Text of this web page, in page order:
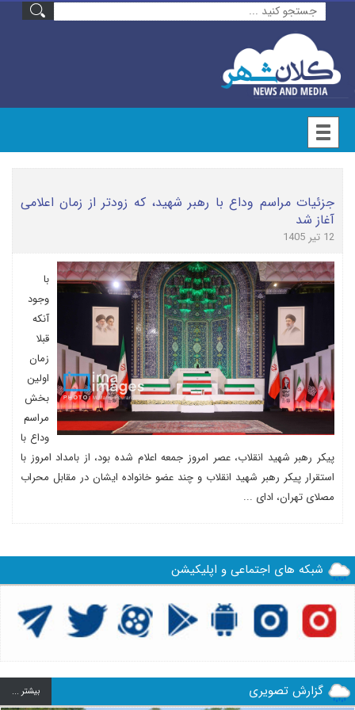
جزئیات مراسم وداع با رهبر شهید، که زودتر از زمان اعلامی
آغاز شد
12 تیر 1405
با
وجود
آنکه
قبلا
زمان
اولین
بخش
مراسم
وداع با
پیکر رهبر شهید انقلاب، عصر امروز جمعه اعلام شده بود، از بامداد امروز با
استقرار پیکر رهبر شهید انقلاب و چند عضو خانواده ایشان در مقابل محراب
مصلای تهران، ادای ...
شبکه های اجتماعی و اپلیکیشن
گزارش تصویری بيشتر ...